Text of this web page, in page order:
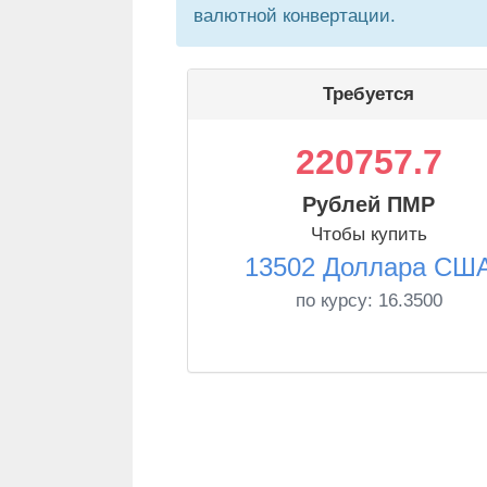
валютной конвертации.
Требуется
220757.7
Рублей ПМР
Чтобы купить
13502 Доллара
по курсу: 16.3500